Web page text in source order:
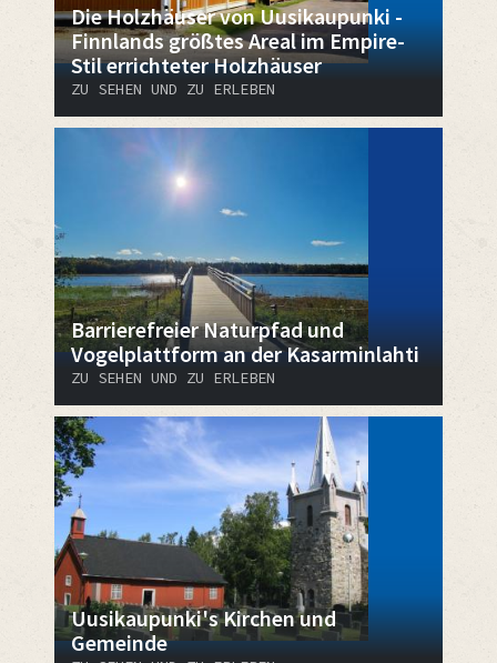
Die Holzhäuser von Uusikaupunki -
Finnlands größtes Areal im Empire-
Stil errichteter Holzhäuser
ZU SEHEN UND ZU ERLEBEN
Barrierefreier Naturpfad und
Vogelplattform an der Kasarminlahti
ZU SEHEN UND ZU ERLEBEN
Uusikaupunki's Kirchen und
Gemeinde